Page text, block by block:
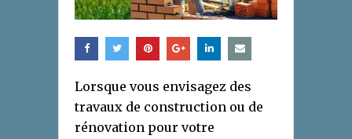
Lorsque vous envisagez des
travaux de construction ou de
rénovation pour votre